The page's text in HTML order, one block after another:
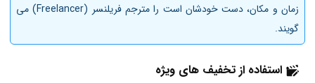
زمان و مکان، دست خودشان است را مترجم فریلنسر (Freelancer) می
گویند.
استفاده از تخفیف های ویژه